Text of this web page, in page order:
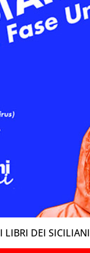
I LIBRI DEI SICILIANI